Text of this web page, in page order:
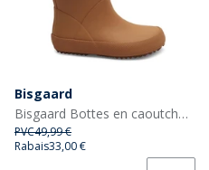
Bisgaard
Bisgaard Bottes en caoutchouc Enfant Camel
PVC49,99 €
Rabais33,00 €